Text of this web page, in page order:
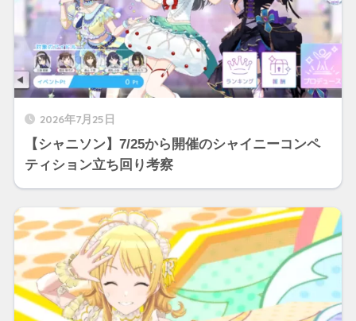
2026年7月25日
【シャニソン】7/25から開催のシャイニーコンペ
ティション立ち回り考察